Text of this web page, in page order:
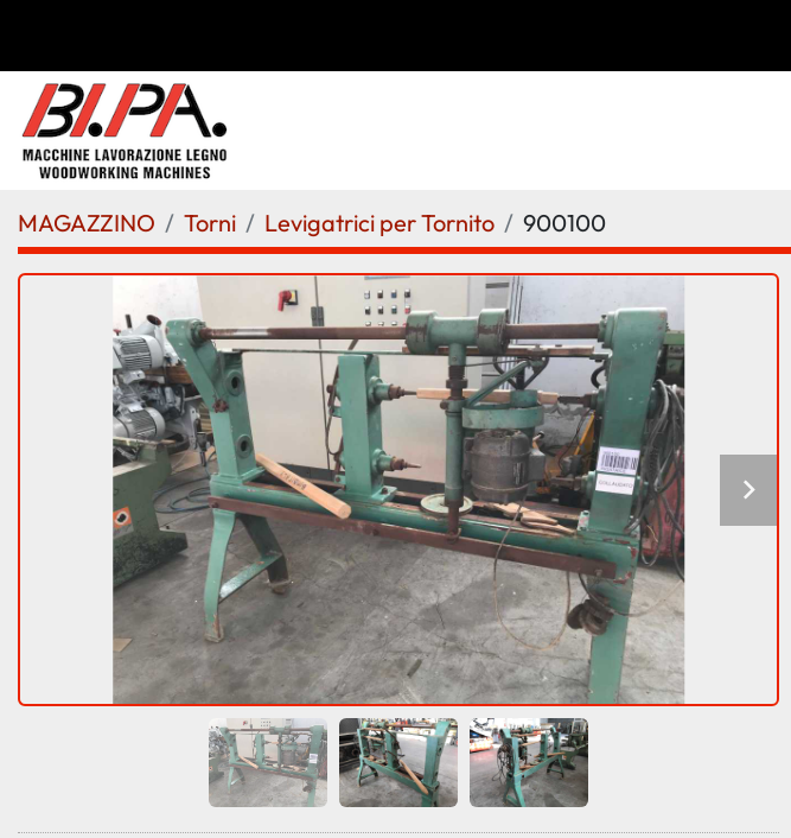
MAGAZZINO Torni Levigatrici per Tornito 900100